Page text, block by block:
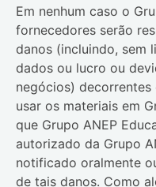
Em nenhum caso o
fornecedores serão
danos (incluindo, sem
dados ou lucro ou
negócios)
usar os materiais em
que Grupo ANEP
autorizado da Grupo
notificado oralmente
de tais danos. Como